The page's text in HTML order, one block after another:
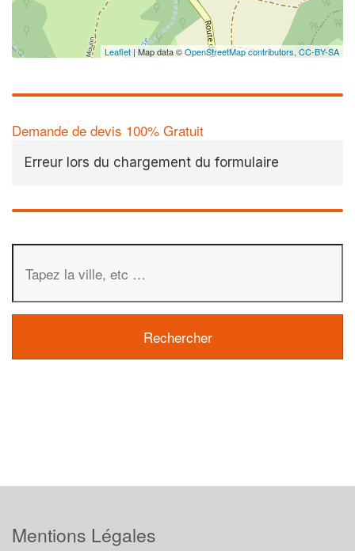
Leaflet| Map data ©OpenStreetMap contributors, CC-BY-SA
Demande de devis 100% Gratuit
Erreur lors du chargement du formulaire
Mentions Légales